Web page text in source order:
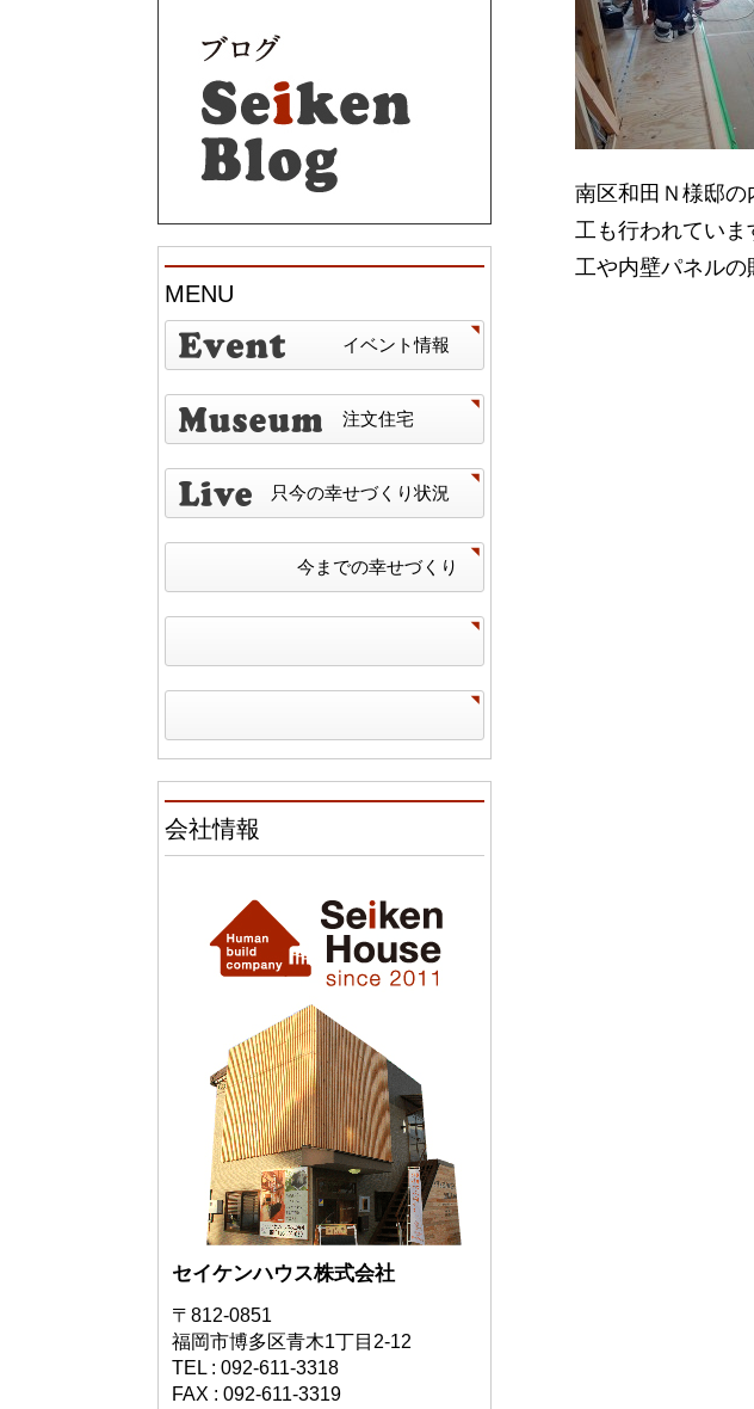
南区和田Ｎ様邸
工も行われてい
工や内壁パネル
MENU
イベント情報
注文住宅
只今の幸せづくり状況
今までの幸せづくり
会社情報
セイケンハウス株式会社
〒812-0851
福岡市博多区青木1丁目2-12
TEL : 092-611-3318
FAX : 092-611-3319